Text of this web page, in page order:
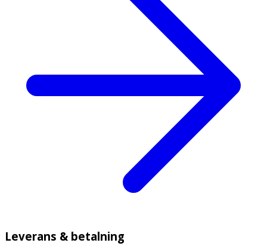
Leverans & betalning